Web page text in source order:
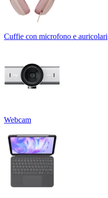
Cuffie con microfono e auricolari
Webcam